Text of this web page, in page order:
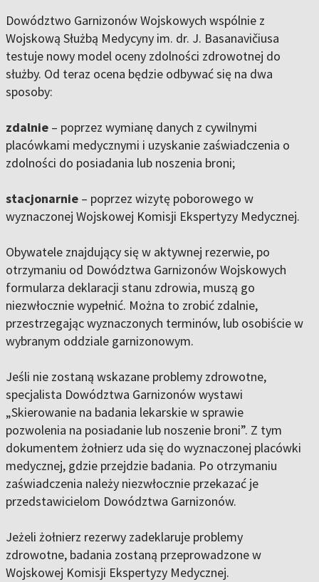
Dowództwo Garnizonów Wojskowych wspólnie z
Wojskową Służbą Medycyny im. dr. J. Basanavičiusa
testuje nowy model oceny zdolności zdrowotnej do
służby. Od teraz ocena będzie odbywać się na dwa
sposoby:
zdalnie – poprzez wymianę danych z cywilnymi
placówkami medycznymi i uzyskanie zaświadczenia o
zdolności do posiadania lub noszenia broni;
stacjonarnie – poprzez wizytę poborowego w
wyznaczonej Wojskowej Komisji Ekspertyzy Medycznej.
Obywatele znajdujący się w aktywnej rezerwie, po
otrzymaniu od Dowództwa Garnizonów Wojskowych
formularza deklaracji stanu zdrowia, muszą go
niezwłocznie wypełnić. Można to zrobić zdalnie,
przestrzegając wyznaczonych terminów, lub osobiście w
wybranym oddziale garnizonowym.
Jeśli nie zostaną wskazane problemy zdrowotne,
specjalista Dowództwa Garnizonów wystawi
„Skierowanie na badania lekarskie w sprawie
pozwolenia na posiadanie lub noszenie broni”. Z tym
dokumentem żołnierz uda się do wyznaczonej placówki
medycznej, gdzie przejdzie badania. Po otrzymaniu
zaświadczenia należy niezwłocznie przekazać je
przedstawicielom Dowództwa Garnizonów.
Jeżeli żołnierz rezerwy zadeklaruje problemy
zdrowotne, badania zostaną przeprowadzone w
Wojskowej Komisji Ekspertyzy Medycznej.